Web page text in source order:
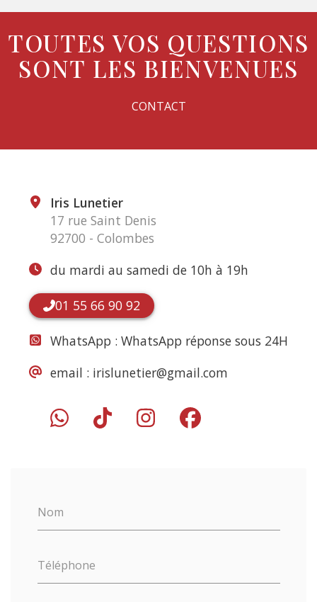
TOUTES VOS QUESTIONS
SONT LES BIENVENUES
CONTACT
Nom
Téléphone
Iris Lunetier
17 rue Saint Denis
92700 - Colombes
du mardi au samedi de 10h à 19h
01 55 66 90 92
WhatsApp : WhatsApp réponse sous 24H
email : irislunetier@gmail.com